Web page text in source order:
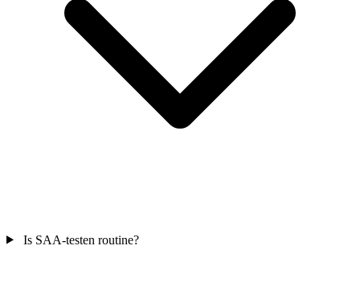
Is SAA-testen routine?